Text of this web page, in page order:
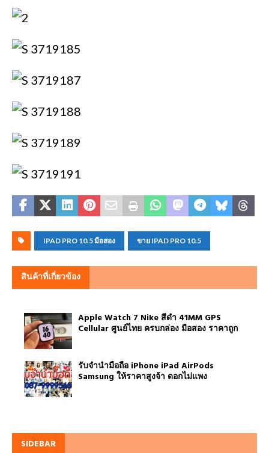
IPAD PRO 10.5 มือสอง ขาย IPAD PRO 10.5
สินค้าที่เกี่ยวข้อง
Apple Watch 7 Nike สีดำ 41MM GPS
Cellular ศูนย์ไทย ครบกล่อง มือสอง ราคาถูก
รับจำนำมือถือ iPhone iPad AirPods
Samsung ให้ราคาสูงจ้า ดอกไม่แพง
SIDEBAR